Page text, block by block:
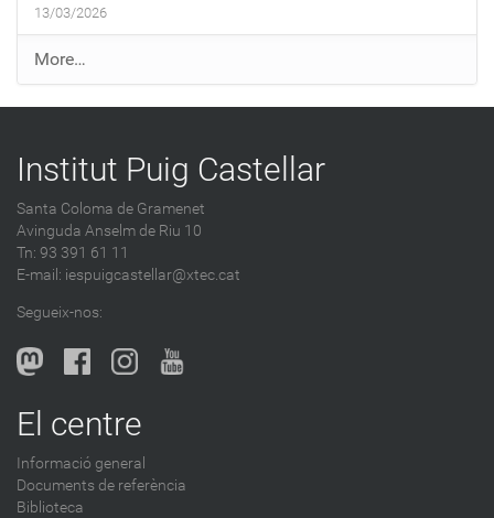
13/03/2026
E
n
t
a
e
s
a
b
l
o
-
More…
Institut Puig Castellar
Santa Coloma de Gramenet
Avinguda Anselm de Riu 10
Tn: 93 391 61 11
E-mail: iespuigcastellar@xtec.cat
Segueix-nos:
El centre
Informació general
Documents de referència
Biblioteca